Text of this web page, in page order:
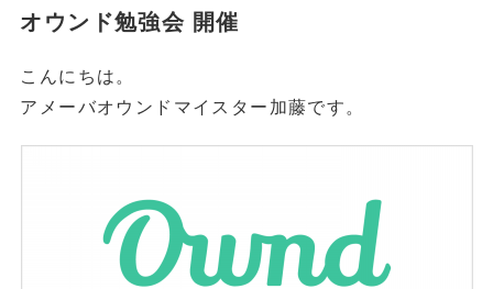
オウンド勉強会 開催
こんにちは。
アメーバオウンドマイスター加藤です。